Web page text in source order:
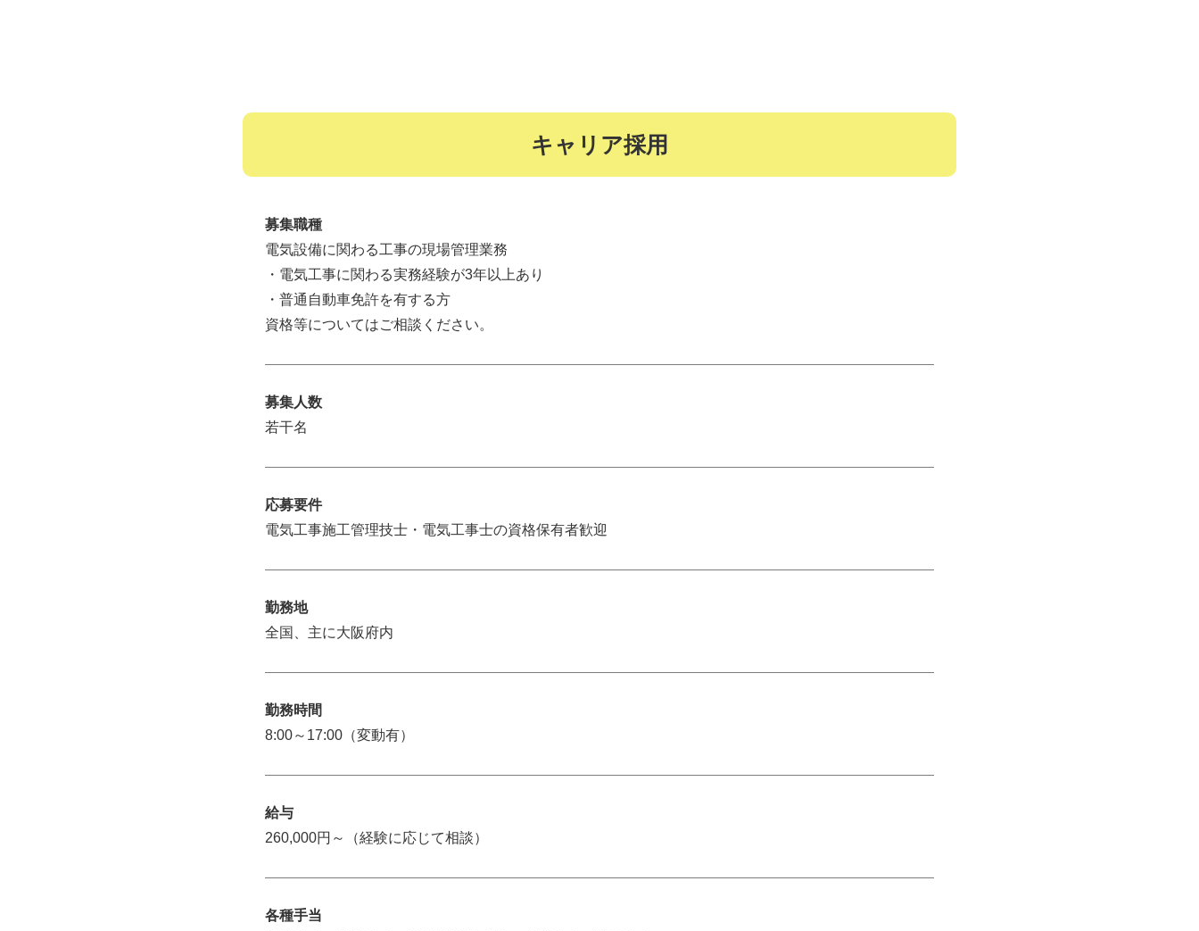
キャリア採用
募集職種
電気設備に関わる工事の現場管理業務
・電気工事に関わる実務経験が3年以上あり
・普通自動車免許を有する方
資格等についてはご相談ください。
募集人数
若干名
応募要件
電気工事施工管理技士・電気工事士の資格保有者歓迎
勤務地
全国、主に大阪府内
勤務時間
8:00～17:00（変動有）
給与
260,000円～（経験に応じて相談）
各種手当